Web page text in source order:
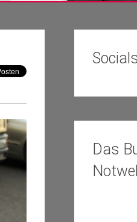
Socials
Das